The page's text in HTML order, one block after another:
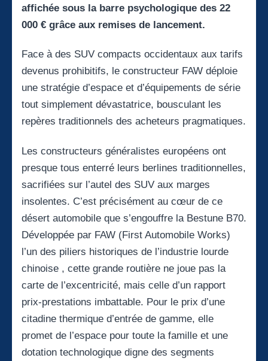
affichée sous la barre psychologique des 22
000 € grâce aux remises de lancement.
Face à des SUV compacts occidentaux aux tarifs
devenus prohibitifs, le constructeur FAW déploie
une stratégie d’espace et d’équipements de série
tout simplement dévastatrice, bousculant les
repères traditionnels des acheteurs pragmatiques.
Les constructeurs généralistes européens ont
presque tous enterré leurs berlines traditionnelles,
sacrifiées sur l’autel des SUV aux marges
insolentes. C’est précisément au cœur de ce
désert automobile que s’engouffre la Bestune B70.
Développée par FAW (First Automobile Works)
l’un des piliers historiques de l’industrie lourde
chinoise , cette grande routière ne joue pas la
carte de l’excentricité, mais celle d’un rapport
prix-prestations imbattable. Pour le prix d’une
citadine thermique d’entrée de gamme, elle
promet de l’espace pour toute la famille et une
dotation technologique digne des segments